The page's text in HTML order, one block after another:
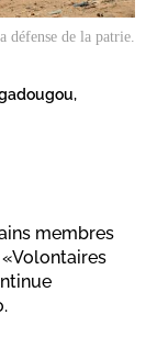
défense de la patrie.
membres